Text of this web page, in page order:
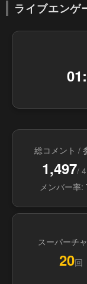
ライブエンゲ
総コメント /
1,497/
メンバー率:
スーパーチ
20回